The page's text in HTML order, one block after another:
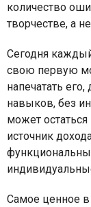
количество
творчестве, а
Сегодня
свою первую
напечатать
навыков, без
может
источник
Самое ценное в